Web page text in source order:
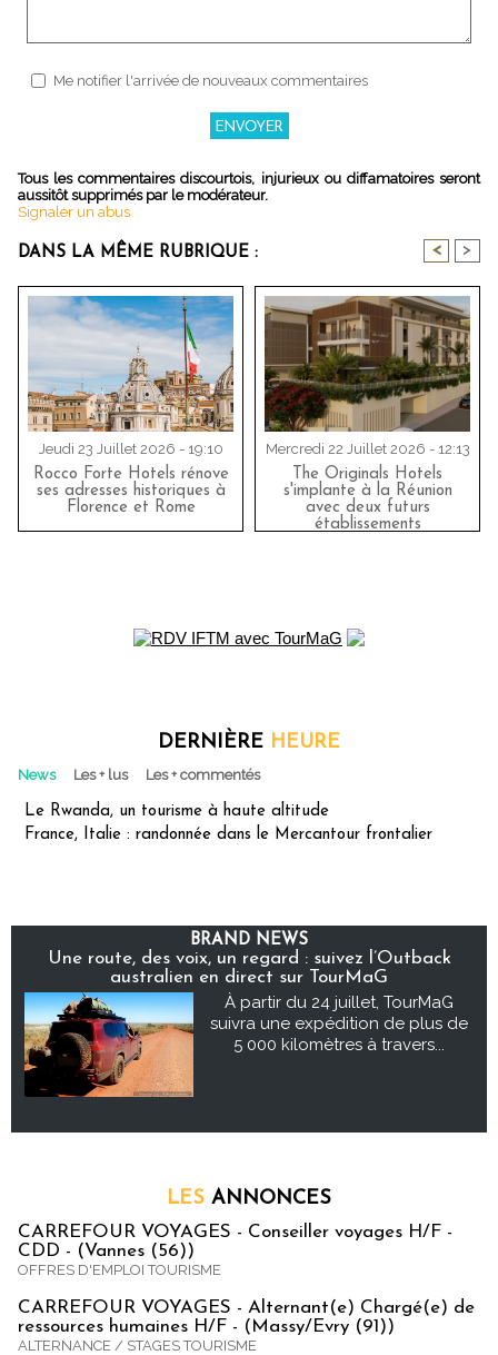
Me notifier l'arrivée de nouveaux commentaires
Tous les commentaires discourtois, injurieux ou diffamatoires seront
aussitôt supprimés par le modérateur.
Signaler un abus
DANS LA MÊME RUBRIQUE : < >
Jeudi 23 Juillet 2026 - 19:10
Rocco Forte Hotels rénove
ses adresses historiques à
Florence et Rome
Mercredi 22 Juillet 2026 - 12:13
The Originals Hotels
s'implante à la Réunion
avec deux futurs
établissements
DERNIÈRE HEURE
News Les + lus Les + commentés
Le Rwanda, un tourisme à haute altitude
France, Italie : randonnée dans le Mercantour frontalier
BRAND NEWS
Une route, des voix, un regard : suivez l’Outback
australien en direct sur TourMaG
À partir du 24 juillet, TourMaG
suivra une expédition de plus de
5 000 kilomètres à travers...
LES ANNONCES
CARREFOUR VOYAGES - Conseiller voyages H/F -
CDD - (Vannes (56))
OFFRES D'EMPLOI TOURISME
CARREFOUR VOYAGES - Alternant(e) Chargé(e) de
ressources humaines H/F - (Massy/Evry (91))
ALTERNANCE / STAGES TOURISME